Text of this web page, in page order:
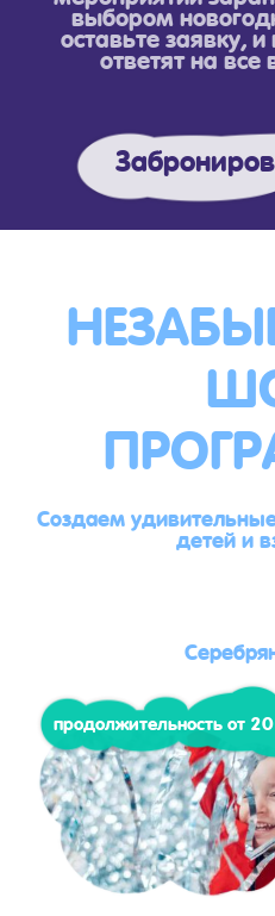
выбором
оставьте
ответят на
Создаем детей и
продолжительность от